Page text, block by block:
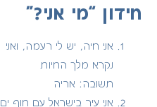
חידון “מי אני?”
אני חיה, יש לי רעמה, ואני
נקרא מלך החיות
תשובה: אריה
אני עיר בישראל עם חוף ים